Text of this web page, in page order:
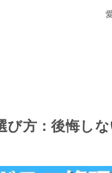
び方：後悔し